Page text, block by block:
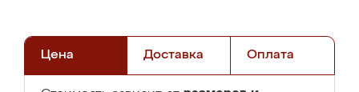
Цена Доставка Оплата